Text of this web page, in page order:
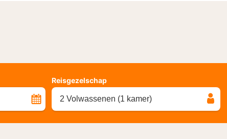
Reisgezelschap
2 Volwassenen (1 kamer)